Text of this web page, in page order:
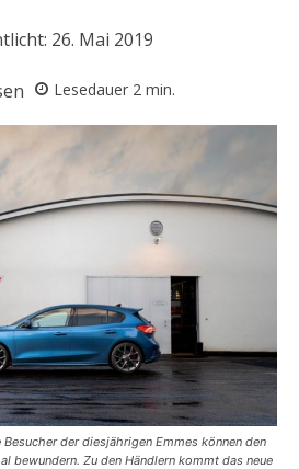
26. Mai 2019
Lesedauer 2 min.
der diesjährigen Emmes können den
bewundern. Zu den Händlern kommt das neue